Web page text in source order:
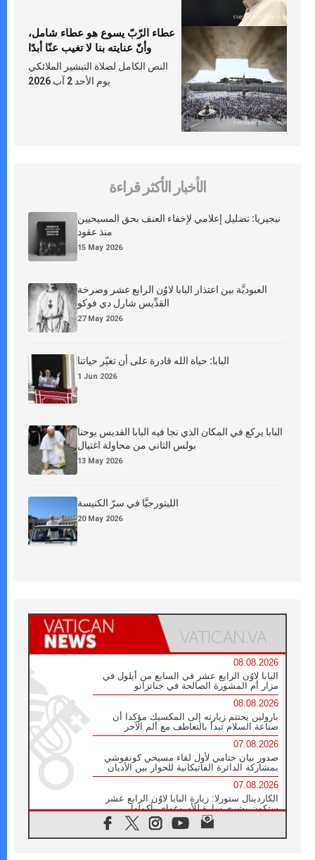
عطاء الرّبّ يسوع هو عطاء شامل،
وأنّ عنايته بنا لا تغيب عنّا أبدًا
النص الكامل لصلاة التبشير الملائكي
يوم الأحد 2 آب 2026
الأخبار الأكثر قراءة
نيجيريا: تضليل إعلامي لإخفاء العنف بحق المسيحيين
منذ عقود
15 May 2026
العبوديَّة بين اعتذار البابا لاوُن الرابع عشر وصرخة
القدِّيس شارل دي فوكو
27 May 2026
البابا: حياة الله قادرة على أن تغيّر حياتنا
1 Jun 2026
البابا يركع في المكان الذي نجا فيه البابا القديس يوحنا
بولس الثاني من محاولة اغتيال
13 May 2026
الليتورجيَّا في سرّ الكنيسة
20 May 2026
08.08.2026
البابا لاوُن الرابع عشر في السابع من أيلول في
مزار أم المشورة الصالحة في جناتزانو
08.08.2026
بارولين يختتم زيارته إلى المكسيك مؤكدا أن
صناعة السلام تبدأ بالتعاطف مع ألم الآخر
07.08.2026
صدور بيان ختامي لأول لقاء مسيحي كونفوشي
بمشاركة الدائرة الفاتيكانية للحوار بين الأديان
07.08.2026
الكاردينال ستورلا: زيارة البابا لاوُن الرابع عشر
ستكون بشرى سارة للأوروغواي بأكملها
الفاتيكان يعلن برنامج الزيارة الرسولية للبابا لاوُن